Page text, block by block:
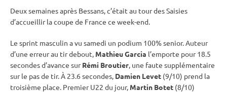
Deux semaines après Bessans, c’était au tour des Saisies
d’accueillir la coupe de France ce week-end.
Le sprint masculin a vu samedi un podium 100% senior. Auteur
d’une erreur au tirdebout, Mathieu Garcia l’emporte pour 18.5
secondes d’avance surRémi Broutier, une faute supplémentaire
sur le pas de tir. À 23.6 secondes, Damien Levet (9/10) prend la
troisième place. Premier U22 du jour, Martin Botet (8/10)